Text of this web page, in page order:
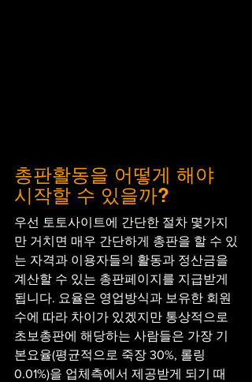
총판활동을 어떻게 해야
시작할 수 있을까?
우선 토토사이트에 간단한 절차 몇가지
만 거치면 매우 간단하게 총판을 할 수 있
는 자격과 이용자들의 활동과 정산금을
계산할 수 있는 총판페이지를 지급받게
됩니다. 요율은 영업방식과 보유한 회원
수에 따라 차이가 있겠지만 통상적으로
초보총판에 해당하는 사람들은 가장 기
본요율(평균적으로 죽장 30%, 롤링
0.01%)을 업체측에서 제공받게 되기 때